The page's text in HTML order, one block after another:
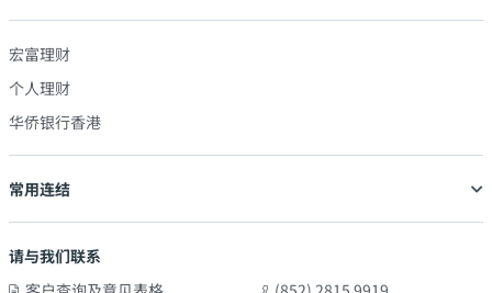
宏富理财
个人理财
华侨银行香港
常用连结
请与我们联系